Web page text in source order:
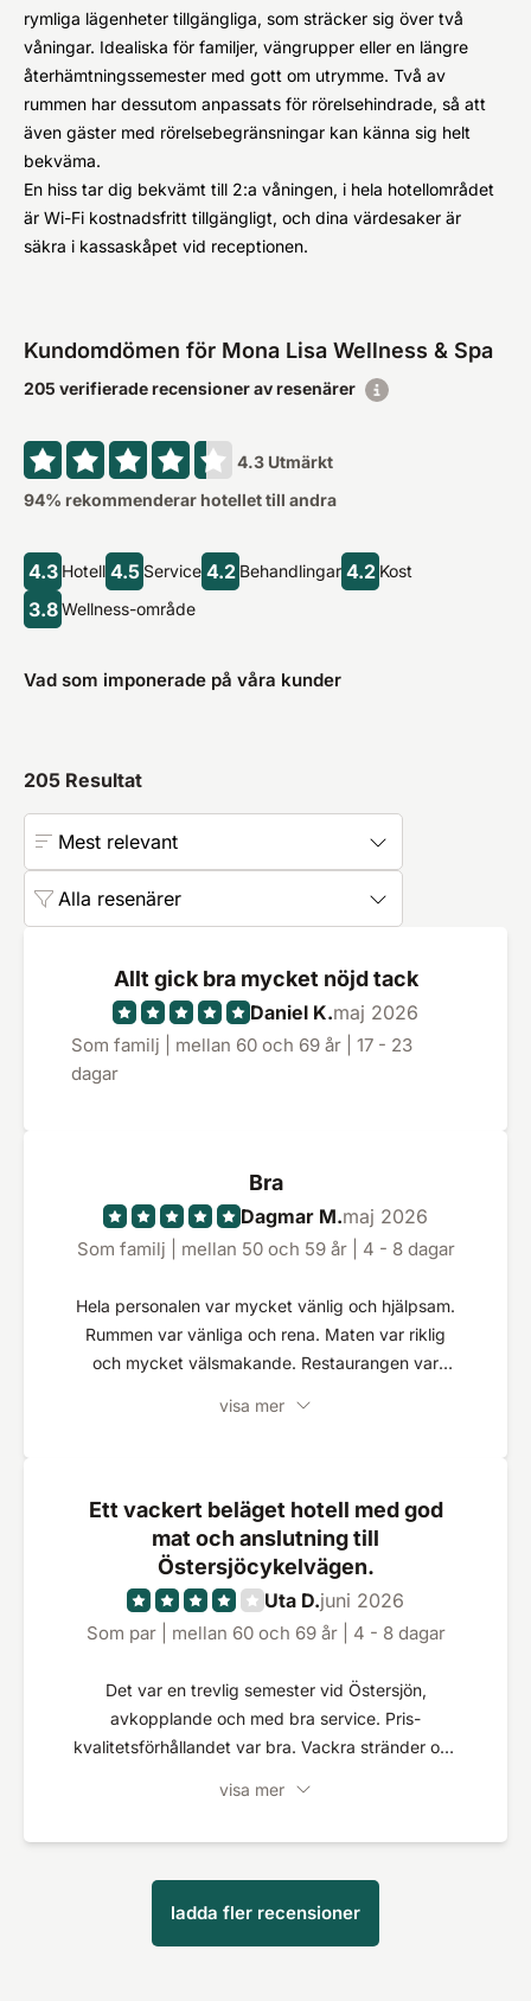
rymliga lägenheter tillgängliga, som sträcker sig över två
våningar. Idealiska för familjer, vängrupper eller en längre
återhämtningssemester med gott om utrymme. Två av
rummen har dessutom anpassats för rörelsehindrade, så att
även gäster med rörelsebegränsningar kan känna sig helt
bekväma.
En hiss tar dig bekvämt till 2:a våningen, i hela hotellområdet
är Wi-Fi kostnadsfritt tillgängligt, och dina värdesaker är
säkra i kassaskåpet vid receptionen.
Kundomdömen för Mona Lisa Wellness & Spa
205 verifierade recensioner av resenärer
4.3 Utmärkt
94% rekommenderar hotellet till andra
4.3 Hotell 4.5 Service 4.2 Behandlingar 4.2 Kost
3.8 Wellness-område
Vad som imponerade på våra kunder
205 Resultat
Mest relevant
Alla resenärer
Allt gick bra mycket nöjd tack
Daniel K.maj 2026
Som familj | mellan 60 och 69 år | 17 - 23
dagar
Bra
Dagmar M.maj 2026
Som familj | mellan 50 och 59 år | 4 - 8 dagar
Hela personalen var mycket vänlig och hjälpsam.
Rummen var vänliga och rena. Maten var riklig
och mycket välsmakande. Restaurangen var
visa mer
Ett vackert beläget hotell med god
mat och anslutning till
Östersjöcykelvägen.
Uta D.juni 2026
Som par | mellan 60 och 69 år | 4 - 8 dagar
Det var en trevlig semester vid Östersjön,
avkopplande och med bra service. Pris-
kvalitetsförhållandet var bra. Vackra stränder och
visa mer
ladda fler recensioner